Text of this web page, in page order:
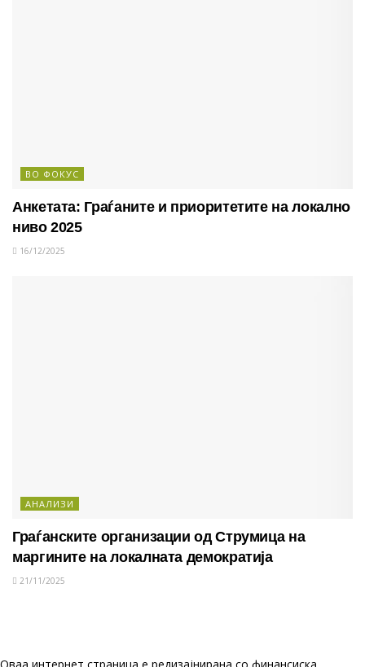
ВО ФОКУС
Анкетата: Граѓаните и приоритетите на локално
ниво 2025
16/12/2025
АНАЛИЗИ
Граѓанските организации од Струмица на
маргините на локалната демократија
21/11/2025